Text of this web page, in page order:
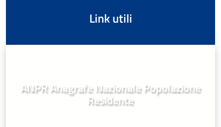
Link utili
ANPR Anagrafe Nazionale Popolazione
Residente